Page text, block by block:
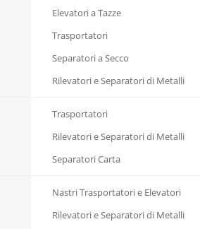
Elevatori a Tazze
Trasportatori
Separatori a Secco
Rilevatori e Separatori di Metalli
Trasportatori
Rilevatori e Separatori di Metalli
Separatori Carta
Nastri Trasportatori e Elevatori
Rilevatori e Separatori di Metalli